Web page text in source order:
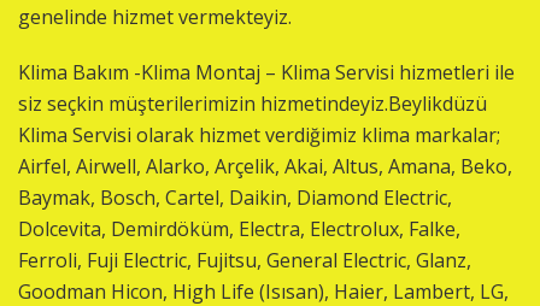
genelinde hizmet vermekteyiz.
Klima Bakım -Klima Montaj – Klima Servisi hizmetleri ile
siz seçkin müşterilerimizin hizmetindeyiz.Beylikdüzü
Klima Servisi olarak hizmet verdiğimiz klima markalar;
Airfel, Airwell, Alarko, Arçelik, Akai, Altus, Amana, Beko,
Baymak, Bosch, Cartel, Daikin, Diamond Electric,
Dolcevita, Demirdöküm, Electra, Electrolux, Falke,
Ferroli, Fuji Electric, Fujitsu, General Electric, Glanz,
Goodman Hicon, High Life (Isısan), Haier, Lambert, LG,